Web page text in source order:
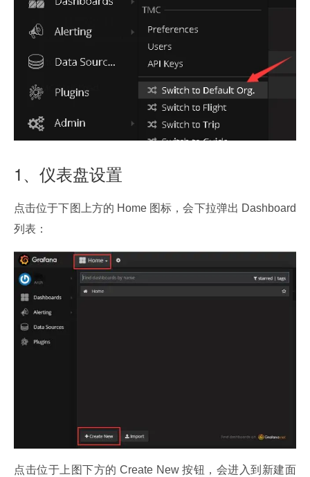
1、仪表盘设置
点击位于下图上方的 Home 图标，会下拉弹出 Dashboard
列表：
点击位于上图下方的 Create New 按钮，会进入到新建面